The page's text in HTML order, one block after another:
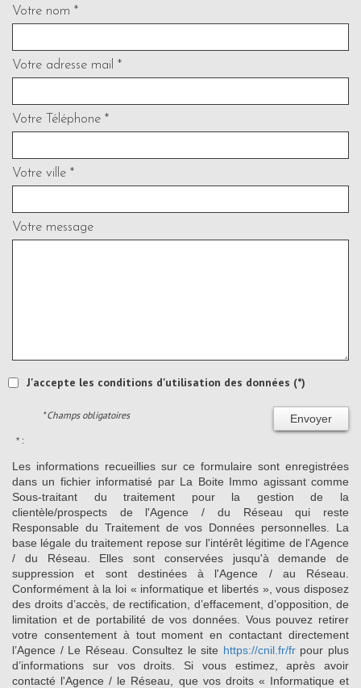
Votre nom *
Votre adresse mail *
Votre Téléphone *
Votre ville *
Votre message
J'accepte les conditions d'utilisation des données (*)
Envoyer
* Champs obligatoires
* :
Les informations recueillies sur ce formulaire sont enregistrées
dans un fichier informatisé par La Boite Immo agissant comme
Sous-traitant du traitement pour la gestion de la
clientèle/prospects de l'Agence / du Réseau qui reste
Responsable du Traitement de vos Données personnelles. La
base légale du traitement repose sur l'intérêt légitime de l'Agence
/ du Réseau. Elles sont conservées jusqu'à demande de
suppression et sont destinées à l'Agence / au Réseau.
Conformément à la loi « informatique et libertés », vous disposez
des droits d’accès, de rectification, d’effacement, d’opposition, de
limitation et de portabilité de vos données. Vous pouvez retirer
votre consentement à tout moment en contactant directement
l’Agence / Le Réseau. Consultez le site https://cnil.fr/frpour plus
d’informations sur vos droits. Si vous estimez, après avoir
contacté l'Agence / le Réseau, que vos droits « Informatique et